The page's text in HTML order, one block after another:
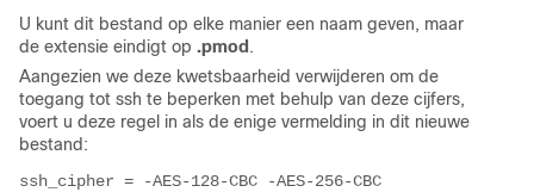
U kunt dit bestand op elke manier een naam geven, maar
de extensie eindigt op .pmod .
Aangezien we deze kwetsbaarheid verwijderen om de
toegang tot ssh te beperken met behulp van deze cijfers,
voert u deze regel in als de enige vermelding in dit nieuwe
bestand:
ssh_cipher = -AES-128-CBC -AES-256-CBC